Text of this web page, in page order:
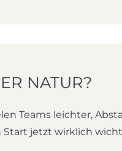
NATUR?
Teams leichter,
jetzt wirklich